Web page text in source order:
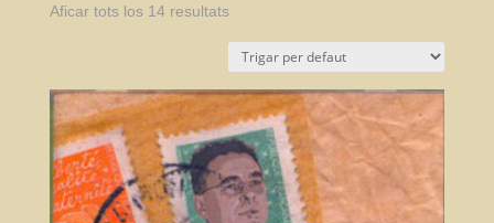
Aficar tots los 14 resultats